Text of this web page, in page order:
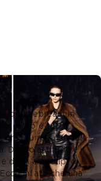
doublebreast in
rosso e tutto
i fur coat in stile
Danno attitude e
degli archetipi di
infatti che una